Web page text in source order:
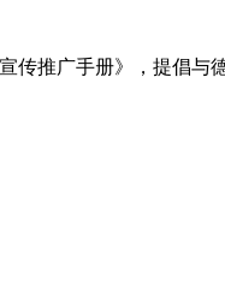
传推广手册》，提倡与